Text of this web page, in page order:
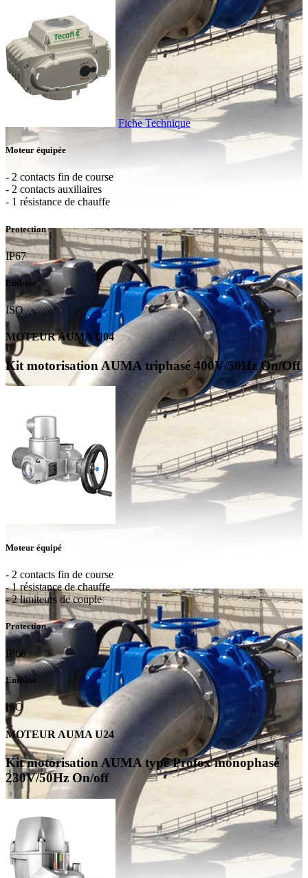
Fiche Technique
Moteur équipée
- 2 contacts fin de course
- 2 contacts auxiliaires
- 1 résistance de chauffe
Protection
IP67
Embase
ISO
MOTEUR AUMA U04
Kit motorisation AUMA triphasé 400V/50Hz On/Off
Moteur équipé
- 2 contacts fin de course
- 1 résistance de chauffe
- 2 limiteurs de couple
Protection
IP68
Embase
ISO
MOTEUR AUMA U24
Kit motorisation AUMA type Profox monophasé
230V/50Hz On/off